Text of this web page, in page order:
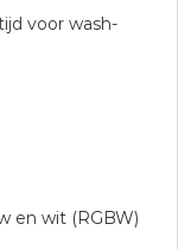
voor wash-
en wit (RGBW)